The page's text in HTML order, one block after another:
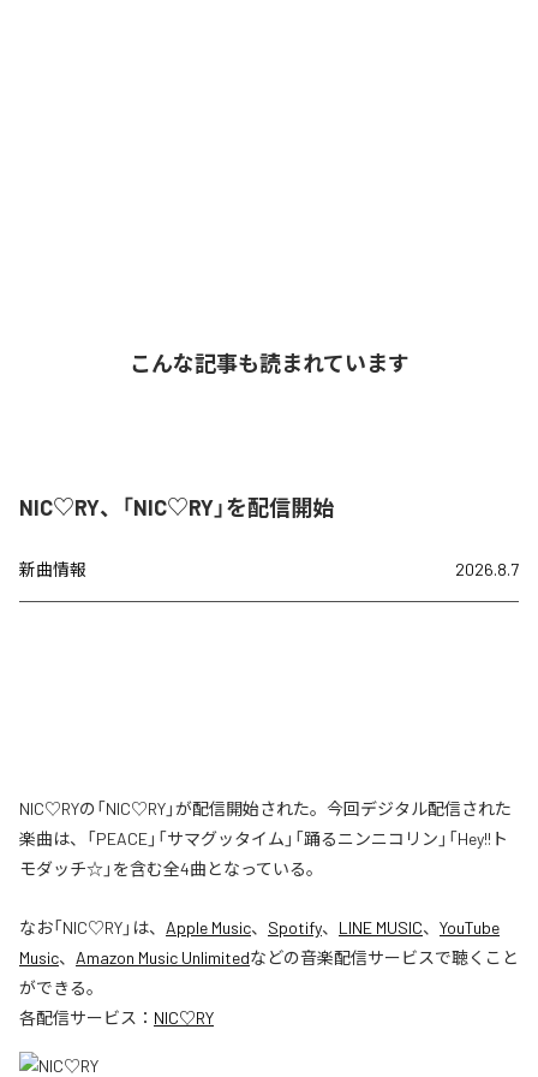
こんな記事も読まれています
NIC♡RY、「NIC♡RY」を配信開始
新曲情報 2026.8.7
NIC♡RYの「NIC♡RY」が配信開始された。今回デジタル配信された
楽曲は、「PEACE」「サマグッタイム」「踊るニンニコリン」「Hey!!ト
モダッチ☆」を含む全4曲となっている。
なお「NIC♡RY」は、 Apple Music、 Spotify、 LINE MUSIC、 YouTube
Music、 Amazon Music Unlimitedなどの音楽配信サービスで聴くこと
ができる。
各配信サービス： NIC♡RY